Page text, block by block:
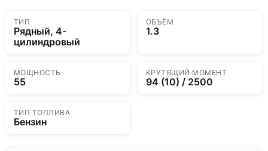
ТИП
Рядный, 4-
цилиндровый
ОБЪЁМ
1.3
МОЩНОСТЬ
55
КРУТЯЩИЙ МОМЕНТ
94 (10) / 2500
ТИП ТОПЛИВА
Бензин